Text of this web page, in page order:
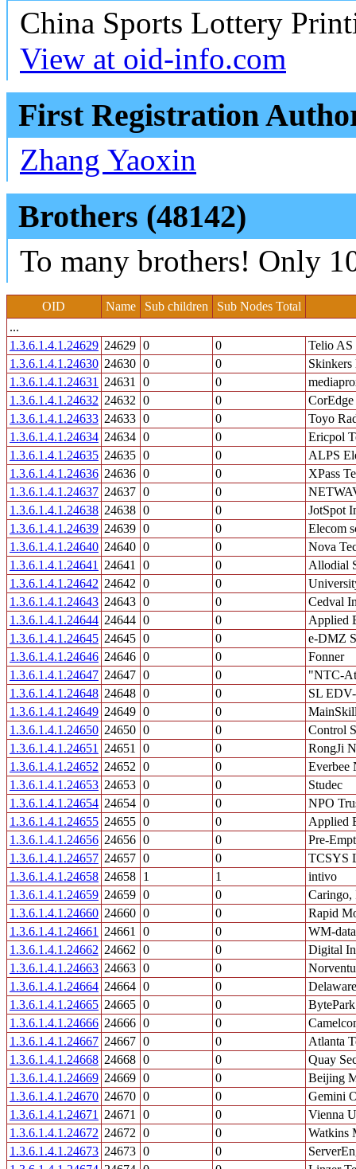
China Sports Lottery
View at oid-info.com
First Registration
Zhang Yaoxin
Brothers (48142)
To many brothers! Only
OID Name Sub children
Sub Nodes Total
...
1.3.6.1.4.1.24629 24629 0 0
Telio AS
1.3.6.1.4.1.24630 24630 0 0
Skinkers
1.3.6.1.4.1.24631
24631 0 0
1.3.6.1.4.1.24632 24632 0 0
1.3.6.1.4.1.24633 24633 0 0
Toyo
1.3.6.1.4.1.24634 24634 0 0
Ericpol
1.3.6.1.4.1.24635 24635 0 0
ALPS
1.3.6.1.4.1.24636 24636 0 0
XPass
1.3.6.1.4.1.24637 24637 0 0
1.3.6.1.4.1.24638 24638 0 0
JotSpot
1.3.6.1.4.1.24639 24639 0 0
Elecom
1.3.6.1.4.1.24640 24640 0 0
Nova
1.3.6.1.4.1.24641
24641 0 0
Allodial
1.3.6.1.4.1.24642 24642 0 0
1.3.6.1.4.1.24643 24643 0 0
Cedval
1.3.6.1.4.1.24644 24644 0 0
Applied
1.3.6.1.4.1.24645 24645 0 0
e-DMZ
1.3.6.1.4.1.24646 24646 0 0
Fonner
1.3.6.1.4.1.24647 24647 0 0
"NTC-
1.3.6.1.4.1.24648 24648 0 0
SL
1.3.6.1.4.1.24649 24649 0 0
1.3.6.1.4.1.24650 24650 0 0
Control
1.3.6.1.4.1.24651
24651 0 0
RongJi
1.3.6.1.4.1.24652 24652 0 0
Everbee
1.3.6.1.4.1.24653 24653 0 0
Studec
1.3.6.1.4.1.24654 24654 0 0
NPO
1.3.6.1.4.1.24655 24655 0 0
Applied
1.3.6.1.4.1.24656 24656 0 0
Pre-
1.3.6.1.4.1.24657 24657 0 0
TCSYS
1.3.6.1.4.1.24658 24658 1 1
intivo
1.3.6.1.4.1.24659 24659 0 0
Caringo,
1.3.6.1.4.1.24660 24660 0 0
Rapid
1.3.6.1.4.1.24661
24661 0 0
WM-
1.3.6.1.4.1.24662 24662 0 0
Digital
1.3.6.1.4.1.24663 24663 0 0
1.3.6.1.4.1.24664 24664 0 0
1.3.6.1.4.1.24665 24665 0 0
BytePark
1.3.6.1.4.1.24666 24666 0 0
1.3.6.1.4.1.24667 24667 0 0
Atlanta
1.3.6.1.4.1.24668 24668 0 0
Quay
1.3.6.1.4.1.24669 24669 0 0
Beijing
1.3.6.1.4.1.24670 24670 0 0
Gemini
1.3.6.1.4.1.24671
24671 0 0
Vienna
1.3.6.1.4.1.24672 24672 0 0
Watkins
1.3.6.1.4.1.24673 24673 0 0